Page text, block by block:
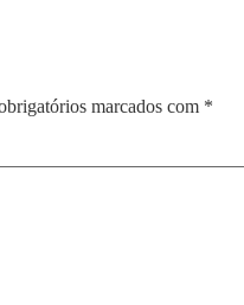
marcados com *